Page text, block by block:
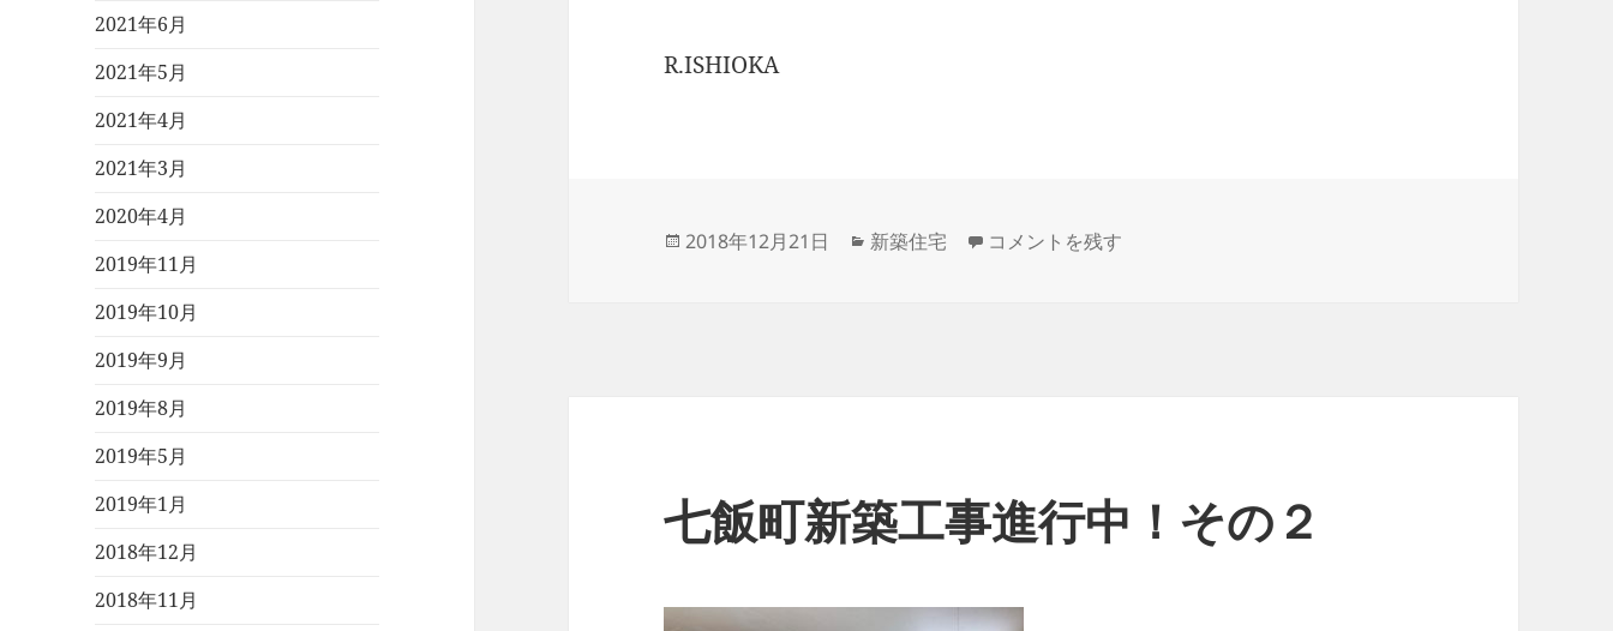
2021年6月
2021年5月
2021年4月
2021年3月
2020年4月
2019年11月
2019年10月
2019年9月
2019年8月
2019年5月
2019年1月
2018年12月
2018年11月
R.ISHIOKA
投
2018年12月21日
カ
新築住宅 七飯町新築工事進行中！その３ に
コメントを残す
七飯町新築工事進行中！その２